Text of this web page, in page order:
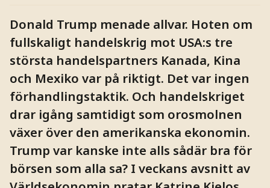
Donald Trump menade allvar. Hoten om
fullskaligt handelskrig mot USA:s tre
största handelspartners Kanada, Kina
och Mexiko var på riktigt. Det var ingen
förhandlingstaktik. Och handelskriget
drar igång samtidigt som orosmolnen
växer över den amerikanska ekonomin.
Trump var kanske inte alls sådär bra för
börsen som alla sa? I veckans avsnitt av